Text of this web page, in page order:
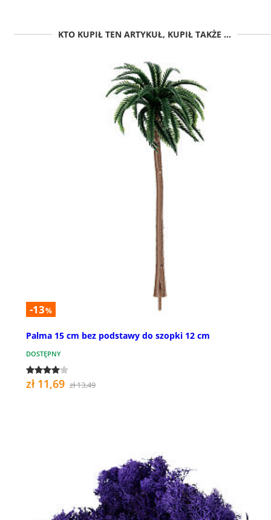
KTO KUPIŁ TEN ARTYKUŁ, KUPIŁ TAKŻE ...
-13%
Palma 15 cm bez podstawy do szopki 12 cm
DOSTĘPNY
zł 11,69 zł 13,49